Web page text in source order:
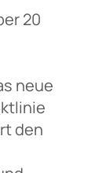
20
neue
den